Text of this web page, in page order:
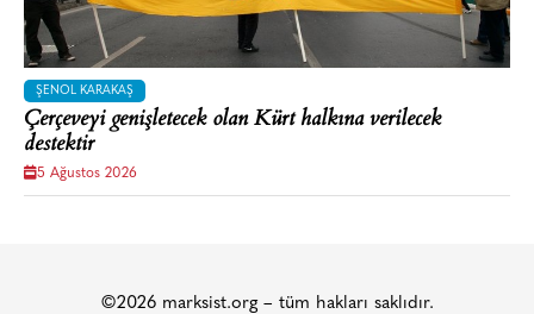
ŞENOL KARAKAŞ
Çerçeveyi genişletecek olan Kürt halkına verilecek
destektir
5 Ağustos 2026
©2026 marksist.org – tüm hakları saklıdır.